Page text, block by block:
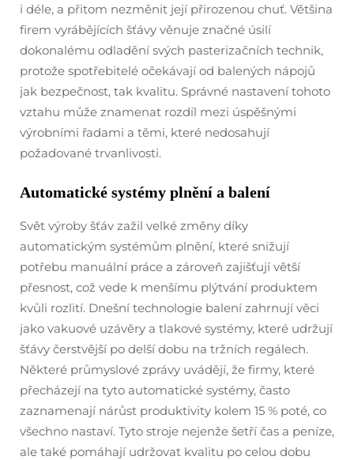
i déle, a přitom nezměnit její přirozenou chuť. Většina
firem vyrábějících šťávy věnuje značné úsilí
dokonalému odladění svých pasterizačních technik,
protože spotřebitelé očekávají od balených nápojů
jak bezpečnost, tak kvalitu. Správné nastavení tohoto
vztahu může znamenat rozdíl mezi úspěšnými
výrobními řadami a těmi, které nedosahují
požadované trvanlivosti.
Automatické systémy plnění a balení
Svět výroby šťáv zažil velké změny díky
automatickým systémům plnění, které snižují
potřebu manuální práce a zároveň zajišťují větší
přesnost, což vede k menšímu plýtvání produktem
kvůli rozlití. Dnešní technologie balení zahrnují věci
jako vakuové uzávěry a tlakové systémy, které udržují
šťávy čerstvější po delší dobu na tržních regálech.
Některé průmyslové zprávy uvádějí, že firmy, které
přecházejí na tyto automatické systémy, často
zaznamenají nárůst produktivity kolem 15 % poté, co
všechno nastaví. Tyto stroje nejenže šetří čas a peníze,
ale také pomáhají udržovat kvalitu po celou dobu